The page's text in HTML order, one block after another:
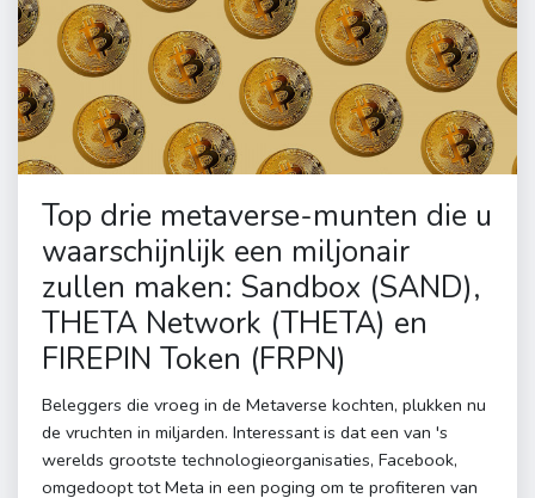
Top drie metaverse-munten die u
waarschijnlijk een miljonair
zullen maken: Sandbox (SAND),
THETA Network (THETA) en
FIREPIN Token (FRPN)
Beleggers die vroeg in de Metaverse kochten, plukken nu
de vruchten in miljarden. Interessant is dat een van 's
werelds grootste technologieorganisaties, Facebook,
omgedoopt tot Meta in een poging om te profiteren van